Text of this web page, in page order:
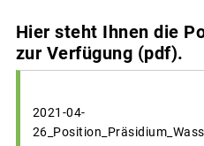
Hier steht Ihnen die
zur Verfügung (pdf).
2021-04-